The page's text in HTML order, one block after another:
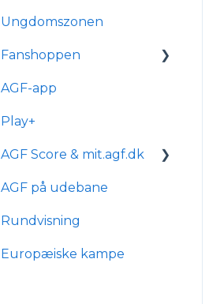
Tilmelding og
Transport og parkering
Forhold for
kørestolsbrugere
Generelle spørgsmål
Om
nt
Billetkøb
Billetabonnement
Typer af
Ungdomszonen
Fanshoppen
Generelle spørgsmål
Bestilling & ordre
Levering
AGF-app
Play+
AGF Score & mit.agf.dk
mit.agf
AGF score
AGF på udebane
Rundvisning
Europæiske kampe